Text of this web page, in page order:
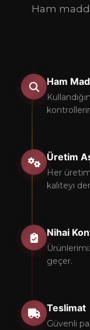
Ham
Ham
Üretim
Her
kaliteyi
Nihai
geçer.
Teslimat
Güvenli